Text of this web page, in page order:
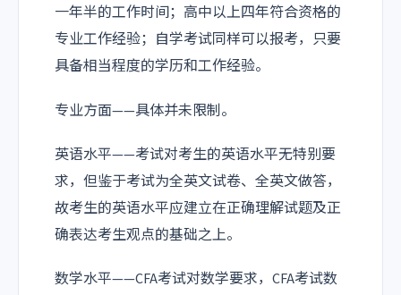
一年半的工作时间；高中以上四年符合资格的
专业工作经验；自学考试同样可以报考，只要
具备相当程度的学历和工作经验。
专业方面——具体并未限制。
英语水平——考试对考生的英语水平无特别要
求，但鉴于考试为全英文试卷、全英文做答，
故考生的英语水平应建立在正确理解试题及正
确表达考生观点的基础之上。
数学水平——CFA考试对数学要求，CFA考试数